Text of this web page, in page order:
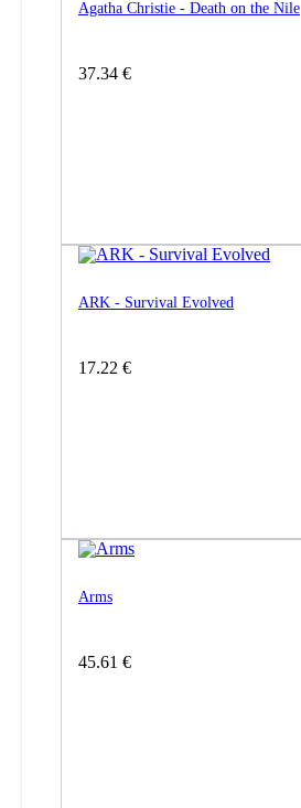
Agatha Christie - Death on the Nile
37.34 €
ARK - Survival Evolved
17.22 €
Arms
45.61 €